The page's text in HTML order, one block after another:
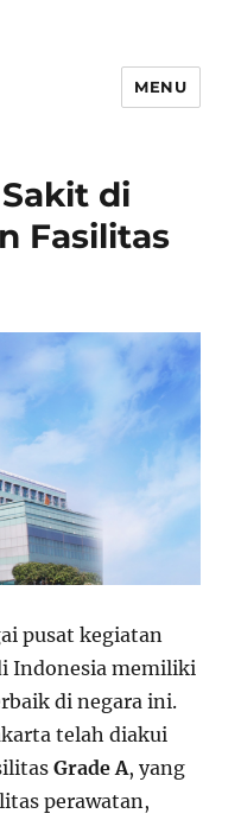
MENU
di
Fasilitas
pusat kegiatan
Indonesia memiliki
di negara ini.
telah diakui
Grade A, yang
perawatan,